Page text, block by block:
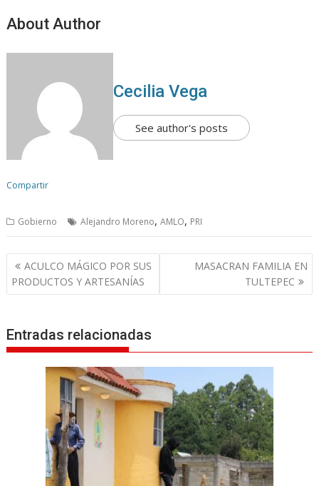
About Author
Cecilia Vega
See author's posts
Compartir
Gobierno Alejandro Moreno,AMLO, PRI
N
a
v
g
a
ACULCO MÁGICO POR SUS
PRODUCTOS Y ARTESANÍAS
MASACRAN FAMILIA EN
TULTEPEC
Entradas relacionadas